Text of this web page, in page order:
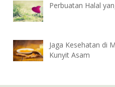
Perbuatan Halal
Jaga Kesehatan di
Kunyit Asam